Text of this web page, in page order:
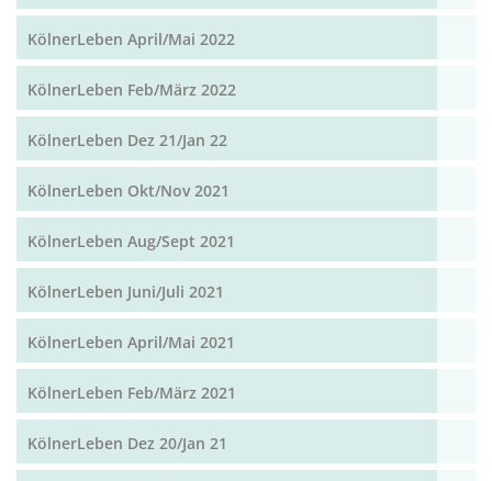
KölnerLeben April/Mai 2022
KölnerLeben Feb/März 2022
KölnerLeben Dez 21/Jan 22
KölnerLeben Okt/Nov 2021
KölnerLeben Aug/Sept 2021
KölnerLeben Juni/Juli 2021
KölnerLeben April/Mai 2021
KölnerLeben Feb/März 2021
KölnerLeben Dez 20/Jan 21